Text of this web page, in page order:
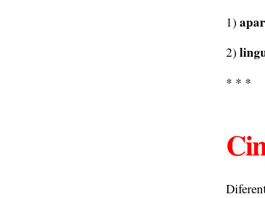
1)
2)
* * *